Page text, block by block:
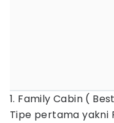
1. Family Cabin (
Tipe pertama yakni